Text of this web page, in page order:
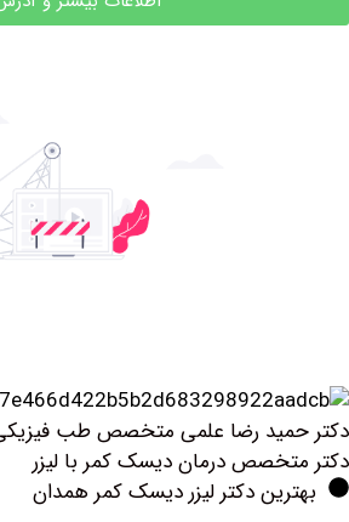
رضا علمی متخصص طب فیزیکی
درمان دیسک کمر با لیزر
دکتر لیزر دیسک کمر همدان